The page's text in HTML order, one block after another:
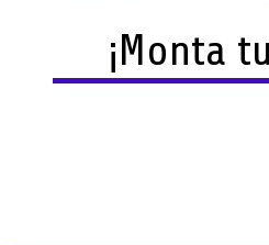
¡Monta